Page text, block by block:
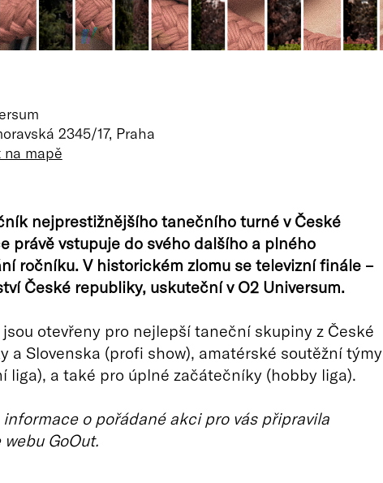
2345/17, Praha
na mapě
nejprestižnějšího tanečního turné v České
právě vstupuje do svého dalšího a plného
ročníku. V historickém zlomu se televizní finále –
České republiky, uskuteční v O2 Universum.
jsou otevřeny pro nejlepší taneční skupiny z České
a Slovenska (profi show), amatérské soutěžní týmy
liga), a také pro úplné začátečníky (hobby liga).
informace o pořádané akci pro vás připravila
GoOut.